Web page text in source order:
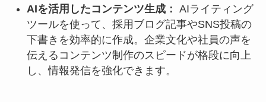
AIを活用したコンテンツ生成： AIライティング
ツールを使って、採用ブログ記事やSNS投稿の
下書きを効率的に作成。企業文化や社員の声を
伝えるコンテンツ制作のスピードが格段に向上
し、情報発信を強化できます。